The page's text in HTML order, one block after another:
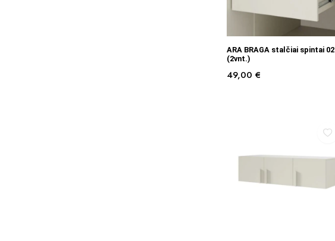
Į KREPŠELĮ
ARA BRAGA stalčiai spintai 02
(2vnt.)
49,00 €